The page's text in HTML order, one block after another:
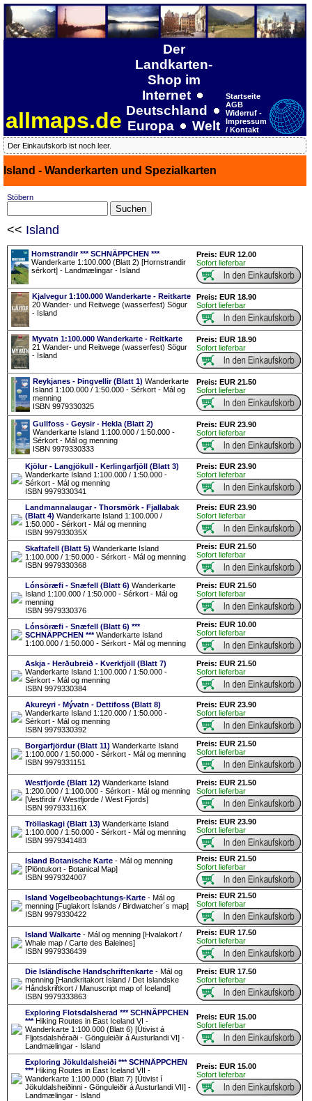
allmaps.de
Der
Landkarten-
Shop im
Internet
Deutschland
Europa
Welt
Startseite
AGB
Widerruf -
Impressum
/ Kontakt
Der Einkaufskorb ist noch leer.
Island - Wanderkarten und Spezialkarten
Stöbern
<< Island
Hornstrandir *** SCHNÄPPCHEN ***
Wanderkarte 1:100.000 (Blatt 2) [Hornstrandir
sérkort] - Landmælingar - Island
Preis: EUR 12.00
Sofort lieferbar
Kjalvegur 1:100.000 Wanderkarte - Reitkarte
20 Wander- und Reitwege (wasserfest) Sögur
- Island
Preis: EUR 18.90
Sofort lieferbar
Myvatn 1:100.000 Wanderkarte - Reitkarte
21 Wander- und Reitwege (wasserfest) Sögur
- Island
Preis: EUR 18.90
Sofort lieferbar
Reykjanes - Þingvellir (Blatt 1) Wanderkarte
Island 1:100.000 / 1:50.000 - Sérkort - Mál og
menning
ISBN 9979330325
Preis: EUR 21.50
Sofort lieferbar
Gullfoss - Geysir - Hekla (Blatt 2)
Wanderkarte Island 1:100.000 / 1:50.000 -
Sérkort - Mál og menning
ISBN 9979330333
Preis: EUR 23.90
Sofort lieferbar
Kjölur - Langjökull - Kerlingarfjöll (Blatt 3)
Wanderkarte Island 1:100.000 / 1:50.000 -
Sérkort - Mál og menning
ISBN 9979330341
Preis: EUR 23.90
Sofort lieferbar
Landmannalaugar - Thorsmörk - Fjallabak
(Blatt 4) Wanderkarte Island 1:100.000 /
1:50.000 - Sérkort - Mál og menning
ISBN 997933035X
Preis: EUR 23.90
Sofort lieferbar
Skaftafell (Blatt 5) Wanderkarte Island
1:100.000 / 1:50.000 - Sérkort - Mál og menning
ISBN 9979330368
Preis: EUR 21.50
Sofort lieferbar
Lónsöræfi - Snæfell (Blatt 6) Wanderkarte
Island 1:100.000 / 1:50.000 - Sérkort - Mál og
menning
ISBN 9979330376
Preis: EUR 21.50
Sofort lieferbar
Lónsöræfi - Snæfell (Blatt 6) ***
SCHNÄPPCHEN ***Wanderkarte Island
1:100.000 / 1:50.000 - Sérkort - Mál og menning
Preis: EUR 10.00
Sofort lieferbar
Askja - Herðubreið - Kverkfjöll (Blatt 7)
Wanderkarte Island 1:100.000 / 1:50.000 -
Sérkort - Mál og menning
ISBN 9979330384
Preis: EUR 21.50
Sofort lieferbar
Akureyri - Mývatn - Dettifoss (Blatt 8)
Wanderkarte Island 1:120.000 / 1:50.000 -
Sérkort - Mál og menning
ISBN 9979330392
Preis: EUR 23.90
Sofort lieferbar
Borgarfjördur (Blatt 11) Wanderkarte Island
1:100.000 / 1:50.000 - Sérkort - Mál og menning
ISBN 9979331151
Preis: EUR 21.50
Sofort lieferbar
Westfjorde (Blatt 12) Wanderkarte Island
1:200.000 / 1:100.000 - Sérkort - Mál og menning
[Vestfirdir / Westfjorde / West Fjords]
ISBN 997933116X
Preis: EUR 21.50
Sofort lieferbar
Tröllaskagi (Blatt 13) Wanderkarte Island
1:100.000 / 1:50.000 - Sérkort - Mál og menning
ISBN 9979341483
Preis: EUR 23.90
Sofort lieferbar
Island Botanische Karte - Mál og menning
[Plöntukort - Botanical Map]
ISBN 9979324007
Preis: EUR 21.50
Sofort lieferbar
Island Vogelbeobachtungs-Karte - Mál og
menning [Fuglakort Íslands / Birdwatcher´s map]
ISBN 9979330422
Preis: EUR 21.50
Sofort lieferbar
Island Walkarte - Mál og menning [Hvalakort /
Whale map / Carte des Baleines]
ISBN 9979336439
Preis: EUR 17.50
Sofort lieferbar
Die Isländische Handschriftenkarte - Mál og
menning [Handkritakort Ísland / Det Islandske
Håndskriftkort / Manuscript map of Iceland]
ISBN 9979333863
Preis: EUR 17.50
Sofort lieferbar
Exploring Flotsdalsherad *** SCHNÄPPCHEN
***Hiking Routes in East Iceland VI -
Wanderkarte 1:100.000 (Blatt 6) [Útivist á
Fljotsdalshéraði - Gönguleiðir á Austurlandi VI] -
Landmælingar - Island
Preis: EUR 15.00
Sofort lieferbar
Exploring Jökuldalsheiði *** SCHNÄPPCHEN
***Hiking Routes in East Iceland VII -
Wanderkarte 1:100.000 (Blatt 7) [Útivist í
Jökuldalsheiðinni - Gönguleiðir á Austurlandi VII] -
Landmælingar - Island
Preis: EUR 15.00
Sofort lieferbar